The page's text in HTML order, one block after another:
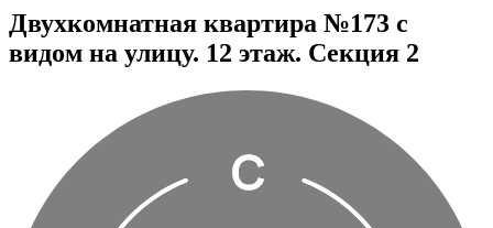
Двухкомнатная квартира №173 с
видом на улицу. 12 этаж. Секция 2